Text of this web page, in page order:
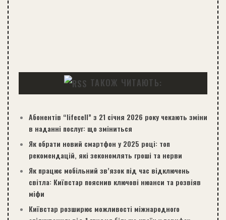
ТАКОЖ ЧИТАЮТЬ:
Абонентів “lifecell” з 21 січня 2026 року чекають зміни
в наданні послуг: що зміниться
Як обрати новий смартфон у 2025 році: топ
рекомендацій, які зекономлять гроші та нерви
Як працює мобільний зв’язок під час відключень
світла: Київстар пояснив ключові нюанси та розвіяв
міфи
Київстар розширює можливості міжнародного